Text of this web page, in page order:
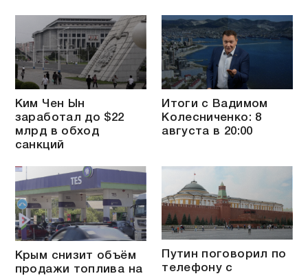
Ким Чен Ын
заработал до $22
млрд в обход
санкций
Итоги с Вадимом
Колесниченко: 8
августа в 20:00
Крым снизит объём
продажи топлива на
Путин поговорил по
телефону с